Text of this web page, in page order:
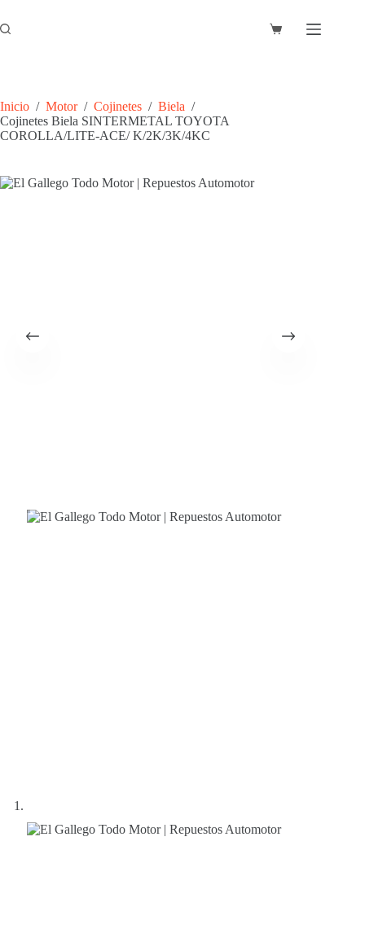
al
contenido
Carro
Inicio / Motor / Cojinetes / Biela /
Cojinetes Biela SINTERMETAL TOYOTA
COROLLA/LITE-ACE/ K/2K/3K/4KC